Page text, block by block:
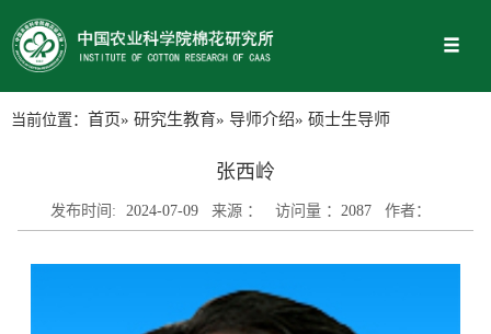
当前位置： 首页» 研究生教育» 导师介绍» 硕士生导师
张西岭
发布时间: 2024-07-09 来源 ： 访问量 ： 2087 作者：